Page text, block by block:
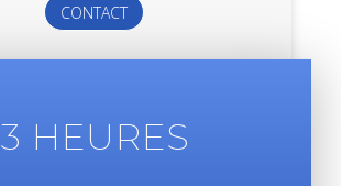
CONTACT
3 HEURES